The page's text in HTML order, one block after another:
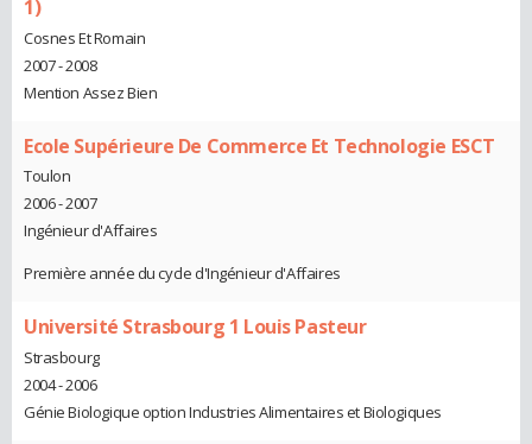
1)
Cosnes Et Romain
2007 - 2008
Mention Assez Bien
Ecole Supérieure De Commerce Et Technologie ESCT
Toulon
2006 - 2007
Ingénieur d'Affaires
Première année du cycle d'Ingénieur d'Affaires
Université Strasbourg 1 Louis Pasteur
Strasbourg
2004 - 2006
Génie Biologique option Industries Alimentaires et Biologiques